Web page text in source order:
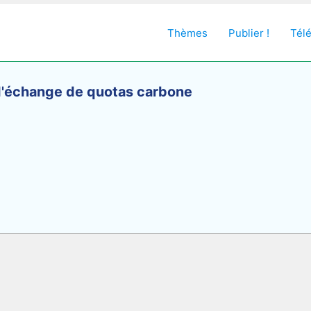
Thèmes Publier !
de quotas carbone